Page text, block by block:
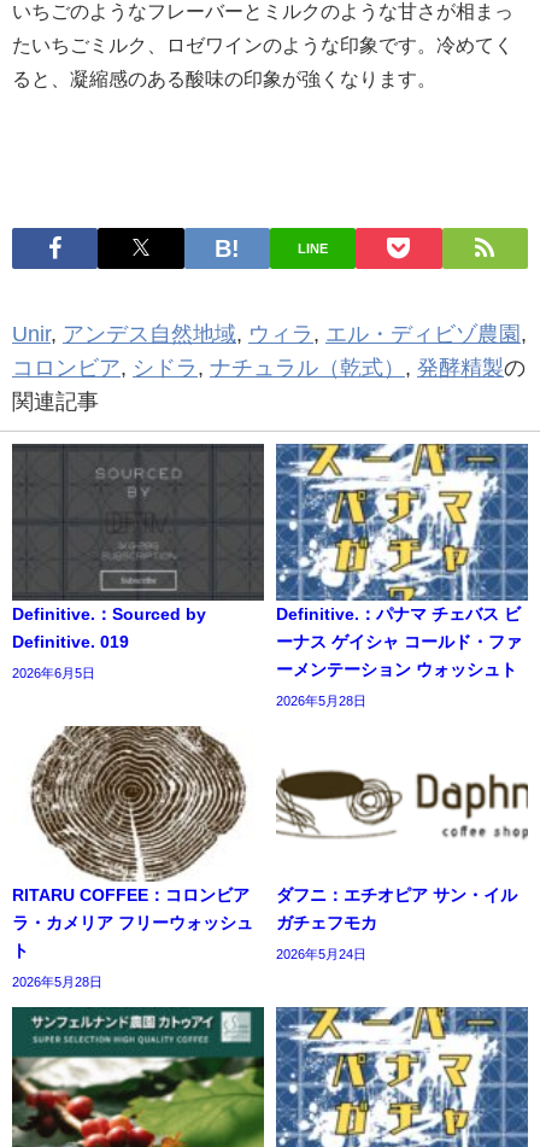
いちごのようなフレーバーとミルクのような甘さが相まっ
たいちごミルク、ロゼワインのような印象です。冷めてく
ると、凝縮感のある酸味の印象が強くなります。
LINE
Unir, アンデス自然地域, ウィラ , エル・ディビゾ農園 ,
コロンビア, シドラ , ナチュラル（乾式） , 発酵精製の
関連記事
Definitive.：Sourced by
Definitive. 019
2026年6月5日
Definitive.：パナマ チェバス ビ
ーナス ゲイシャ コールド・ファ
ーメンテーション ウォッシュト
2026年5月28日
RITARU COFFEE：コロンビア
ラ・カメリア フリーウォッシュ
ト
2026年5月28日
ダフニ：エチオピア サン・イル
ガチェフモカ
2026年5月24日